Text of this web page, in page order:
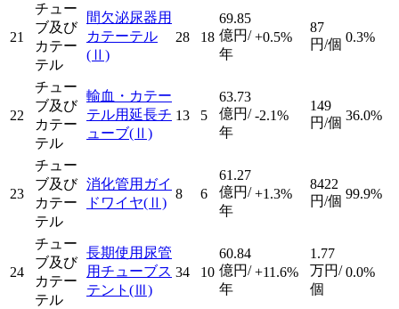
21
チュー
ブ及び
カテー
テル
間欠泌尿器用
カテーテル
(Ⅱ)
28 18
69.85
億円/
年
+0.5%
87
円/個 0.3%
22
チュー
ブ及び
カテー
テル
輸血・カテー
テル用延長チ
ューブ(Ⅱ)
13 5
63.73
億円/
年
-2.1%
149
円/個 36.0%
23
チュー
ブ及び
カテー
テル
消化管用ガイ
ドワイヤ(Ⅱ)
8 6
61.27
億円/
年
+1.3%
8422
円/個 99.9%
24
チュー
ブ及び
カテー
テル
長期使用尿管
用チューブス
テント (Ⅲ)
34 10
60.84
億円/
年
+11.6%
1.77
万円/
個
0.0%